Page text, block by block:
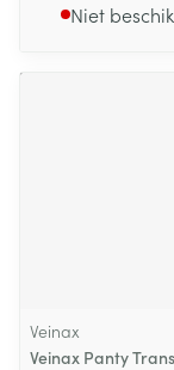
Niet
Veinax
Veinax Panty